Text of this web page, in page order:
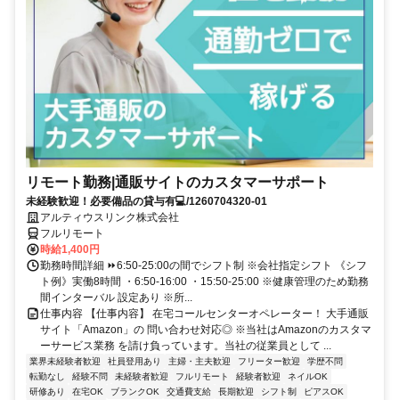
リモート勤務|通販サイトのカスタマーサポート
未経験歓迎！必要備品の貸与有💻/1260704320-01
アルティウスリンク株式会社
フルリモート
時給1,400円
勤務時間詳細 ⏩6:50-25:00の間でシフト制 ※会社指定シフト 《シフ
ト例》実働8時間 ・6:50-16:00 ・15:50-25:00 ※健康管理のため勤務
間インターバル 設定あり ※所...
仕事内容 【仕事内容】 在宅コールセンターオペレーター！ 大手通販
サイト「Amazon」の 問い合わせ対応◎ ※当社はAmazonのカスタマ
ーサービス業務 を請け負っています。当社の従業員として ...
業界未経験者歓迎 社員登用あり 主婦・主夫歓迎 フリーター歓迎
学歴不問
転勤なし
経験不問 未経験者歓迎 フルリモート 経験者歓迎
ネイルOK
研修あり
在宅OK ブランクOK 交通費支給 長期歓迎 シフト制
ピアスOK